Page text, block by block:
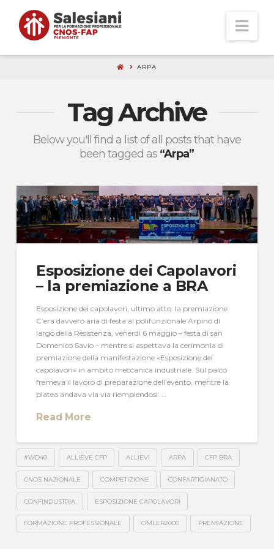
ARPA
Tag Archive
Below you'll find a list of all posts that have
been tagged as “Arpa”
Esposizione dei Capolavori
– la premiazione a BRA
Esposizione dei capolavori, ultimo atto: la premiazione.
C’era davvero aria di festa al polifunzionale Arpino di
largo della Resistenza, venerdì 6 maggio – festa di san
Domenico Savio – mentre si aspettava la cerimonia di
premiazione della manifestazione «Esposizione dei
capolavori» in ambito meccanica industriale. Sul palco
fremeva il lavoro di preparazione dell’evento, mentre la
platea andava via via riempiendosi: …
Read More
#WD40 ALLIEVE CFP ALLIEVI ARPA CFP BRA
CNOS NAZIONALE COMPETIZIONE CONFARTIGIANATO
CONFINDUSTRIA ESPOSIZIONE CAPOLAVORI
FORMAZIONE PROFESSIONALE OMLER2000 PREMIAZIONE